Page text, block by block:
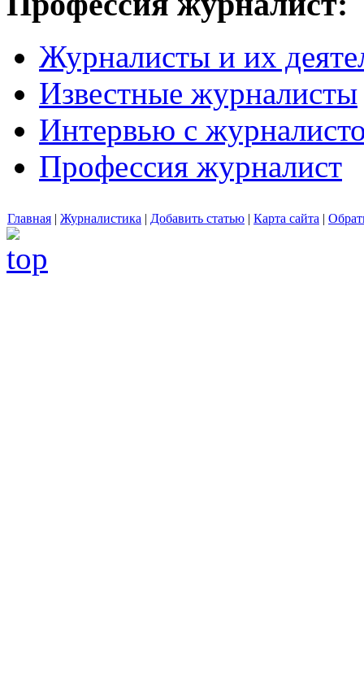
Журналисты и их
Известные журналисты
Интервью с
Профессия журналист
Главная | Журналистика | Добавить статью | Карта сайта |